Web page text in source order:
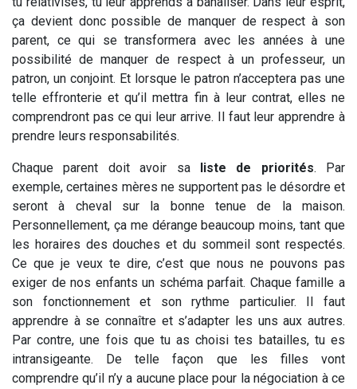
ça devient donc possible de manquer de respect à son
parent, ce qui se transformera avec les années à une
possibilité de manquer de respect à un professeur, un
patron, un conjoint. Et lorsque le patron n’acceptera pas une
telle effronterie et qu’il mettra fin à leur contrat, elles ne
comprendront pas ce qui leur arrive. Il faut leur apprendre à
prendre leurs responsabilités.
Chaque parent doit avoir sa liste de priorités. Par
exemple, certaines mères ne supportent pas le désordre et
seront à cheval sur la bonne tenue de la maison.
Personnellement, ça me dérange beaucoup moins, tant que
les horaires des douches et du sommeil sont respectés.
Ce que je veux te dire, c’est que nous ne pouvons pas
exiger de nos enfants un schéma parfait. Chaque famille a
son fonctionnement et son rythme particulier. Il faut
apprendre à se connaître et s’adapter les uns aux autres.
Par contre, une fois que tu as choisi tes batailles, tu es
intransigeante. De telle façon que les filles vont
comprendre qu’il n’y a aucune place pour la négociation à ce